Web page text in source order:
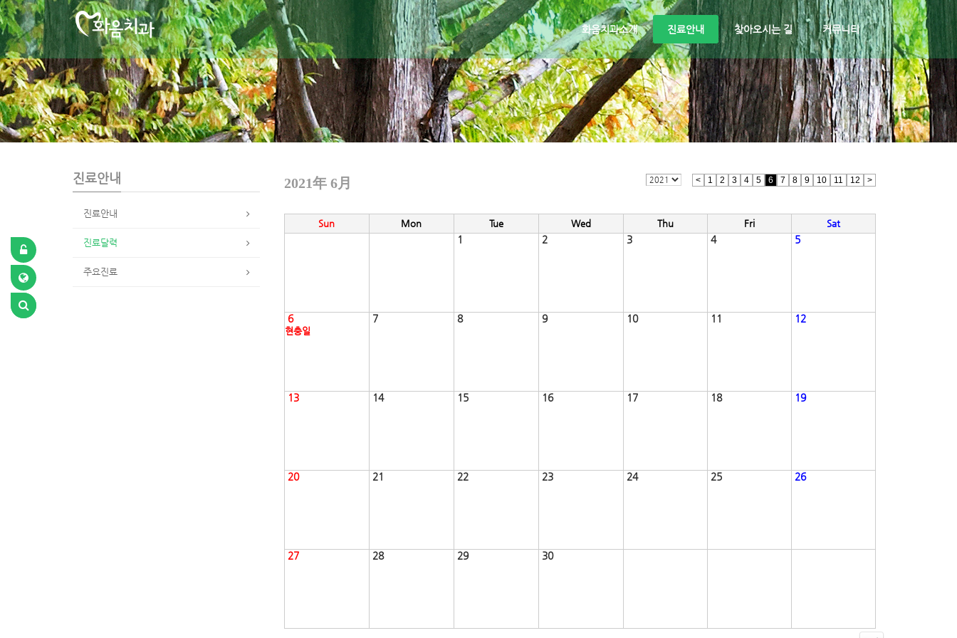
화음치과소개 진료안내 찾아오시는 길 커뮤니티
S
u
b
r
o
m
o
t
i
진료안내
진료안내
진료달력
주요진료
2021年 6月 < 1 2 3 4 5 6 7 8 9 10 11 12 >
Sun Mon Tue Wed Thu Fri Sat
1 2 3 4 5
6
현충일
7 8 9 10 11 12
13 14 15 16 17 18 19
20 21 22 23 24 25 26
27 28 29 30